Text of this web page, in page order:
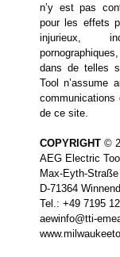
n’y est pas
pour les effets
injurieux,
dans de telles
Tool n’assume
communications
de ce site.
COPYRIGHT ©
AEG Electric
Max-Eyth-
D-71364
Tel.: +49 7195
aewinfo@tti-